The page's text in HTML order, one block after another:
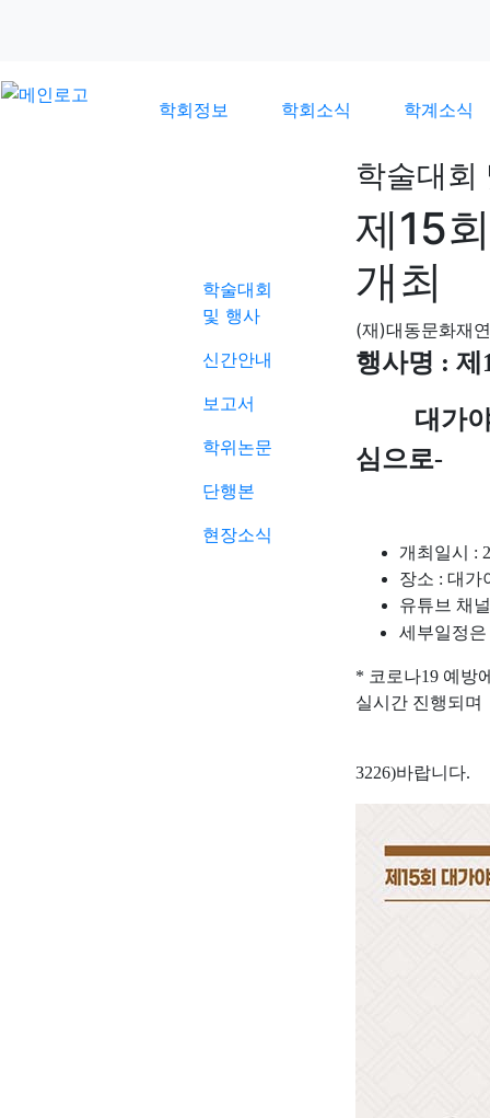
학회정보 학회소식 학계소식
학술대회
및 행사
신간안내
보고서
학위논문
단행본
현장소식
학술대회
제15
개최
(재)대동문화재
행사명 : 제
대가야
심으로-
개최일시 :
장소 : 대가
유튜브 채
세부일정
* 코로나19 예방
실시간 진행되며
3226)바랍니다.